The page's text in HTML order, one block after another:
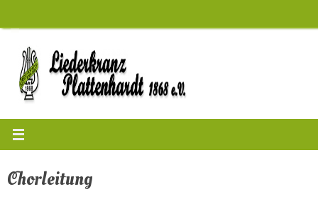
Inhalt
springen
Chorleitung